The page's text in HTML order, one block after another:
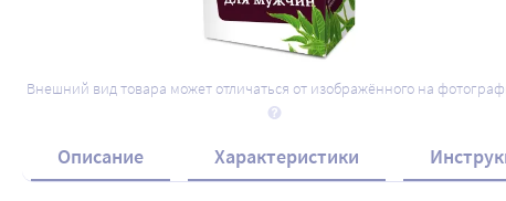
Внешний вид товара может отличаться от изображённого на
Описание Характеристики